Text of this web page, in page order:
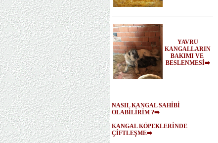
YAVRU
KANGALLARIN
BAKIMI VE
BESLENMESİ➡️
NASIL KANGAL SAHİBİ
OLABİLİRİM ?➡️
KANGAL KÖPEKLERİNDE
ÇİFTLEŞME➡️